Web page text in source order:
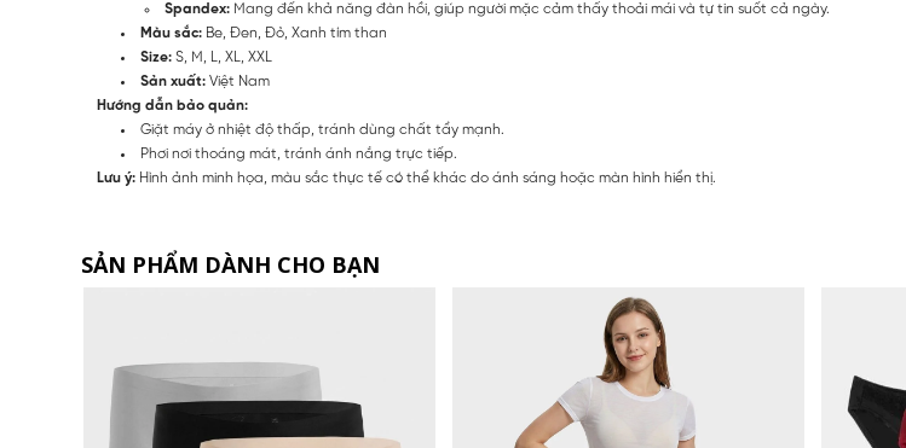
Spandex: Mang đến khả năng đàn hồi, giúp người mặc cảm thấy thoải mái và tự tin suốt cả ngày.
Màu sắc: Be, Đen, Đỏ, Xanh tím than
Size: S, M, L, XL, XXL
Sản xuất: Việt Nam
Hướng dẫn bảo quản:
Giặt máy ở nhiệt độ thấp, tránh dùng chất tẩy mạnh.
Phơi nơi thoáng mát, tránh ánh nắng trực tiếp.
Lưu ý: Hình ảnh minh họa, màu sắc thực tế có thể khác do ánh sáng hoặc màn hình hiển thị.
SẢN PHẨM DÀNH CHO BẠN